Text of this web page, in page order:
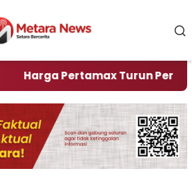
Harga Pertamax Turun Per Hari